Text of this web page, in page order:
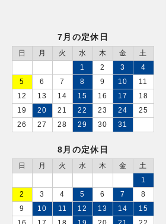
7月の定休日
日 月 火 水 木 金
土
1
2 3
4
5
6 7 8 9 10
11
12
13 14 15 16 17
18
19
20 21 22 23 24
25
26
27 28 29 30 31
8月の定休日
日 月 火 水 木 金
土
1
2
3 4 5 6 7
8
9
10 11 12 13 14
15